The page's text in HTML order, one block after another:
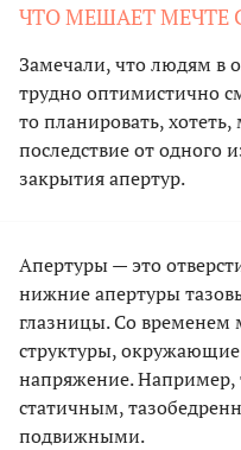
ЧТО МЕШАЕТ МЕЧТЕ
Замечали, что людям в
трудно оптимистично
то планировать,
последствие от одного
закрытия апертур.
Апертуры — это
нижние апертуры
глазницы. Со
структуры,
напряжение. Например,
статичным,
подвижными.